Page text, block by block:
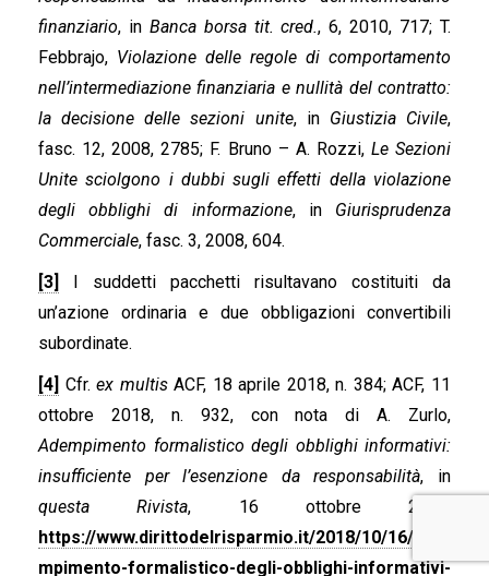
finanziario, in Banca borsa tit. cred., 6, 2010, 717; T.
Febbrajo, Violazione delle regole di comportamento
nell’intermediazione finanziaria e nullità del contratto:
la decisione delle sezioni unite, in Giustizia Civile,
fasc. 12, 2008, 2785; F. Bruno – A. Rozzi, Le Sezioni
Unite sciolgono i dubbi sugli effetti della violazione
degli obblighi di informazione, in Giurisprudenza
Commerciale, fasc. 3, 2008, 604.
[3]
I suddetti pacchetti risultavano costituiti da
un’azione ordinaria e due obbligazioni convertibili
subordinate.
[4] Cfr.ex multisACF, 18 aprile 2018, n. 384; ACF, 11
ottobre 2018, n. 932, con nota di A. Zurlo,
Adempimento formalistico degli obblighi informativi:
insufficiente per l’esenzione da responsabilità, in
questa Rivista, 16 ottobre 2018,
https://www.dirittodelrisparmio.it/2018/10/16/ade
mpimento-formalistico-degli-obblighi-informativi-